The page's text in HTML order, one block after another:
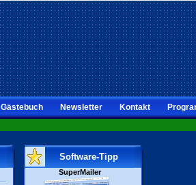
Gästebuch Newsletter Kontakt
Software-Tipp
SuperMailer